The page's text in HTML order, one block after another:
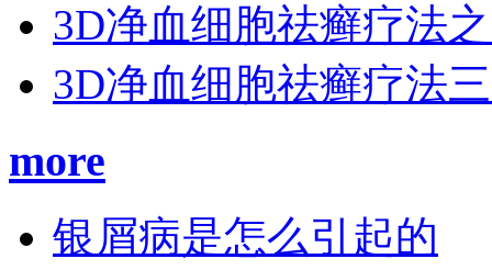
3D净血细胞祛癣疗法
3D净血细胞祛癣疗法
more
银屑病是怎么引起的